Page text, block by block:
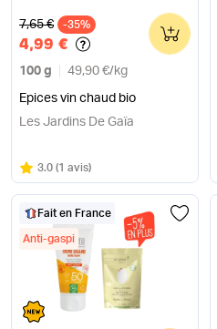
Ancien prix
7,65 € -35%
4,99 €
100 g 49,90 €/ kg
Epices vin chaud bio
0
Les Jardins De Gaïa
Note
3.0 sur 5
(1 avis)
Fait en France
Anti-gaspi